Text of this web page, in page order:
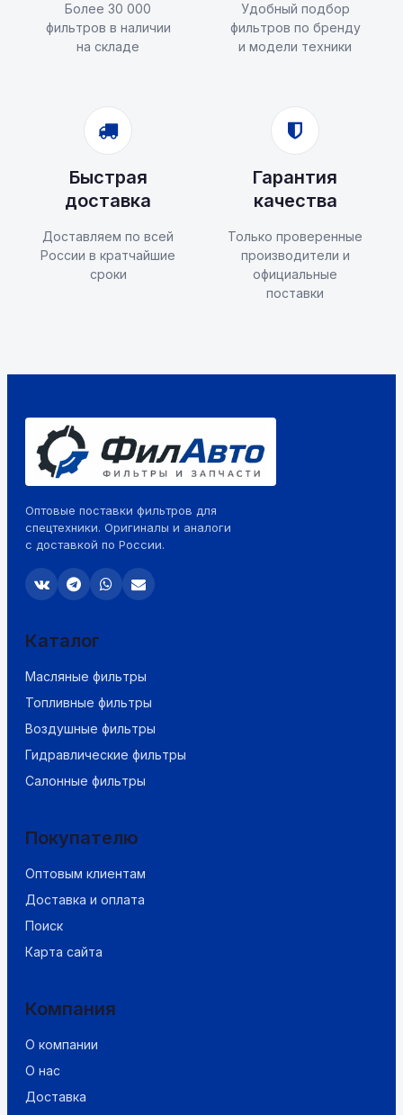
Более 30 000
фильтров в наличии
на складе
Удобный подбор
фильтров по бренду
и модели техники
Быстрая
доставка
Доставляем по всей
России в кратчайшие
сроки
Гарантия
качества
Только проверенные
производители и
официальные
поставки
Оптовые поставки фильтров для
спецтехники. Оригиналы и аналоги
с доставкой по России.
Каталог
Масляные фильтры
Топливные фильтры
Воздушные фильтры
Гидравлические фильтры
Салонные фильтры
Покупателю
Оптовым клиентам
Доставка и оплата
Поиск
Карта сайта
Компания
О компании
О нас
Доставка